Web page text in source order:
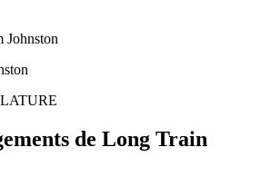
Johnston
de Long Train